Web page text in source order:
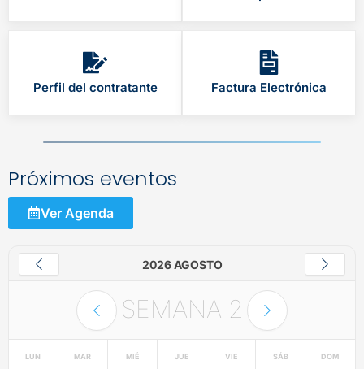
Perfil del contratante Factura Electrónica
Próximos eventos
Ver Agenda
2026 AGOSTO
SEMANA 2
LUN MAR MIÉ JUE VIE SÁB DOM